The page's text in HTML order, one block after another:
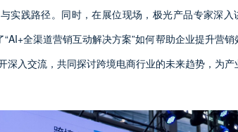
实践路径。同时，在展位现场，极光产品专家深入
全渠道营销互动解决方案”如何帮助企业提升营销
入交流，共同探讨跨境电商行业的未来趋势，为产